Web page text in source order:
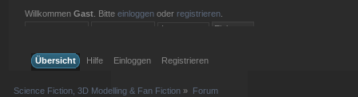
WillkommenGast . Bitteeinloggen oder registrieren
Übersicht
Hilfe Einloggen Registrieren
Science Fiction, 3D Modelling & Fan Fiction » Forum